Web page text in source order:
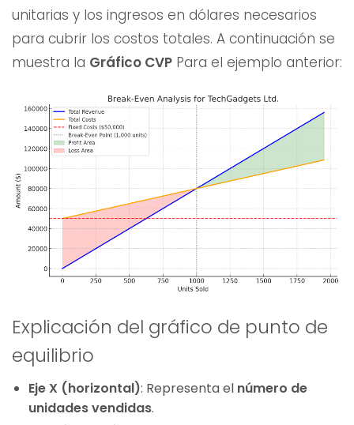
unitarias y los ingresos en dólares necesarios
para cubrir los costos totales. A continuación se
muestra la Gráfico CVP Para el ejemplo anterior:
Explicación del gráfico de punto de
equilibrio
Eje X (horizontal): Representa el número de
unidades vendidas.